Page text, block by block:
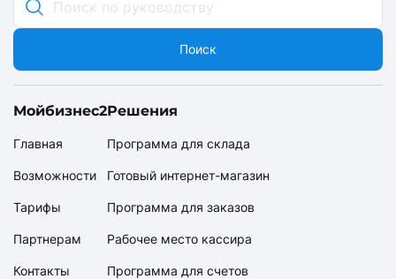
Поиск
Мойбизнес2
Главная
Возможности
Тарифы
Партнерам
Контакты
Решения
Программа для склада
Готовый интернет-магазин
Программа для заказов
Рабочее место кассира
Программа для счетов